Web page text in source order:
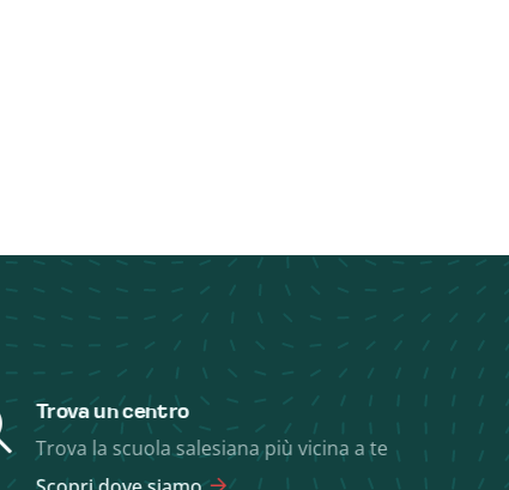
Trova un centro
Trova la scuola salesiana più vicina a te